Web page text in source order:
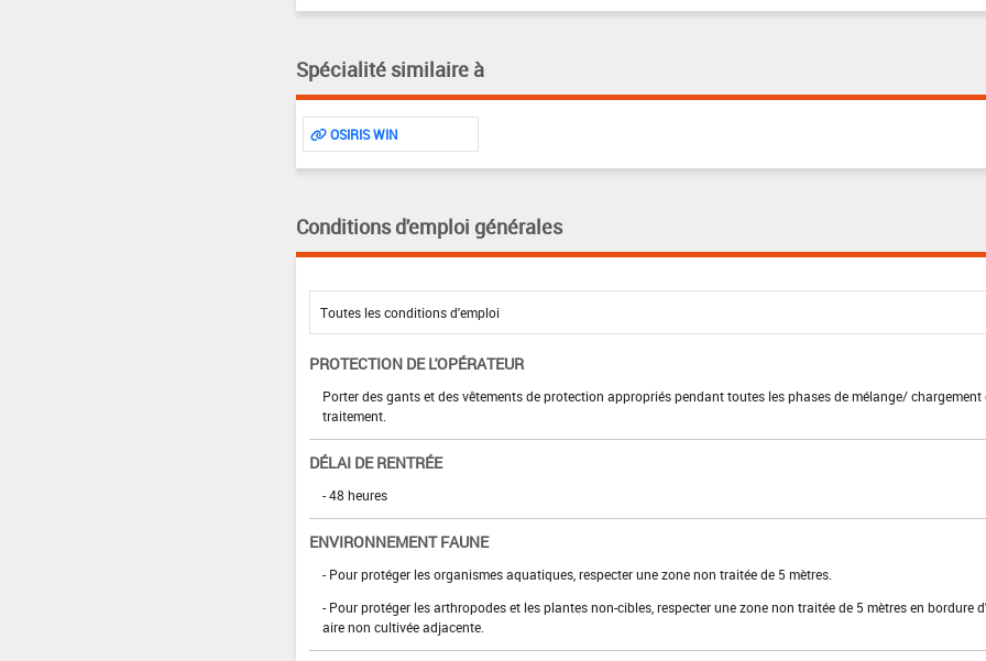
Spécialité similaire à
OSIRIS WIN
Conditions d'emploi générales
PROTECTION DE L'OPÉRATEUR
Porter des gants et des vêtements de protection appropriés pendant toutes les phases de mélange/ chargement
traitement.
DÉLAI DE RENTRÉE
- 48 heures
ENVIRONNEMENT FAUNE
- Pour protéger les organismes aquatiques, respecter une zone non traitée de 5 mètres.
- Pour protéger les arthropodes et les plantes non-cibles, respecter une zone non traitée de 5 mètres en bordure
aire non cultivée adjacente.